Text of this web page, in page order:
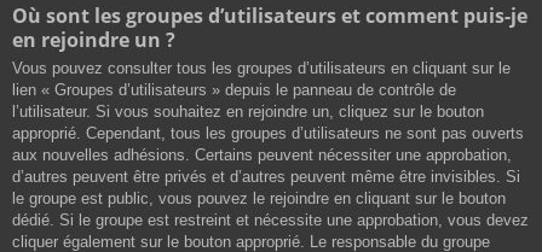
Où sont les groupes d’utilisateurs et comment puis-je
en rejoindre un ?
Vous pouvez consulter tous les groupes d’utilisateurs en cliquant sur le
lien « Groupes d’utilisateurs » depuis le panneau de contrôle de
l’utilisateur. Si vous souhaitez en rejoindre un, cliquez sur le bouton
approprié. Cependant, tous les groupes d’utilisateurs ne sont pas ouverts
aux nouvelles adhésions. Certains peuvent nécessiter une approbation,
d’autres peuvent être privés et d’autres peuvent même être invisibles. Si
le groupe est public, vous pouvez le rejoindre en cliquant sur le bouton
dédié. Si le groupe est restreint et nécessite une approbation, vous devez
cliquer également sur le bouton approprié. Le responsable du groupe